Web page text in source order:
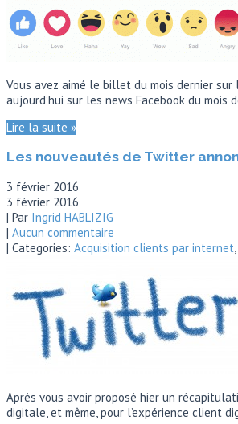
Vous avez aimé le billet du mois dernier
aujourd’hui sur les news Facebook du
Lire la suite »
Les nouveautés de Twitter
3 février 2016
3 février 2016
| Par Ingrid HABLIZIG
| Aucun commentaire
| Categories: Acquisition clients par internet,
Après vous avoir proposé hier un
digitale, et même, pour l’expérience client